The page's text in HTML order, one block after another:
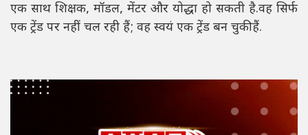
एक साथ शिक्षक, मॉडल, मेंटर और योद्धा हो सकती है.वह सिर्फ
एक ट्रेंड पर नहीं चल रही हैं; वह स्वयं एक ट्रेंड बन चुकी हैं.